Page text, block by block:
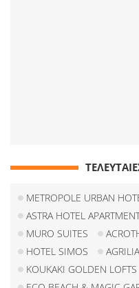
METROPOLE URBAN
ASTRA HOTEL
MURO SUITES
HOTEL SIMOS
KOUKAKI GOLDEN LOFTS